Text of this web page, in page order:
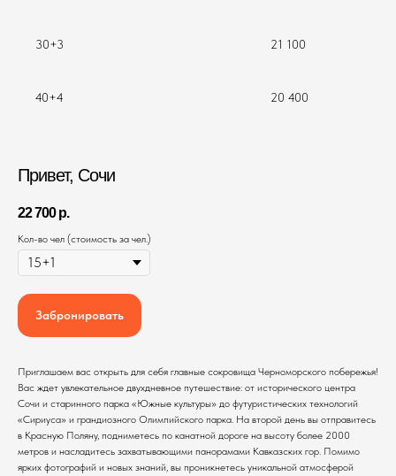
30+3 21 100
40+4 20 400
Привет, Сочи
22 700 р.
Кол-во чел (стоимость за чел.)
Забронировать
Приглашаем вас открыть для себя главные сокровища Черноморского побережья!
Вас ждет увлекательное двухдневное путешествие: от исторического центра
Сочи и старинного парка «Южные культуры» до футуристических технологий
«Сириуса» и грандиозного Олимпийского парка. На второй день вы отправитесь
в Красную Поляну, подниметесь по канатной дороге на высоту более 2000
метров и насладитесь захватывающими панорамами Кавказских гор. Помимо
ярких фотографий и новых знаний, вы проникнетесь уникальной атмосферой